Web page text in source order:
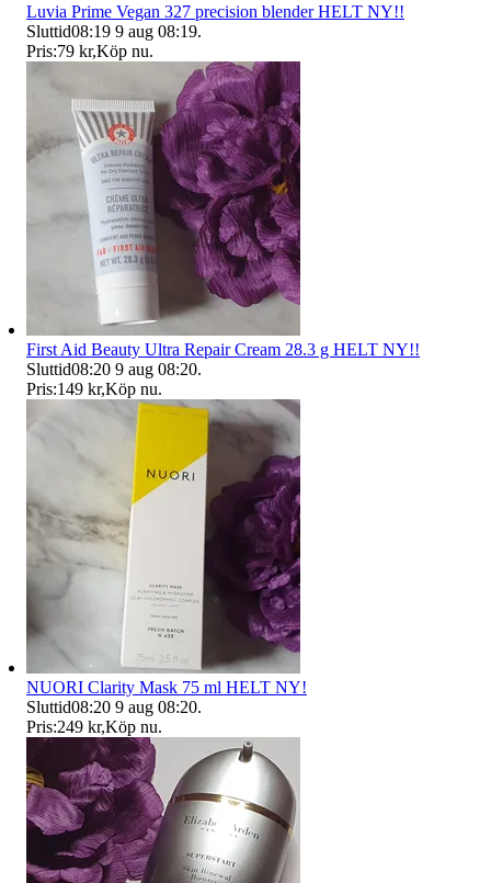
Luvia Prime Vegan 327 precision blender HELT NY!!
Sluttid08:19 9 aug 08:19.
Pris:79 kr,Köp nu.
First Aid Beauty Ultra Repair Cream 28.3 g HELT NY!!
Sluttid08:20 9 aug 08:20.
Pris:149 kr,Köp nu.
NUORI Clarity Mask 75 ml HELT NY!
Sluttid08:20 9 aug 08:20.
Pris:249 kr,Köp nu.